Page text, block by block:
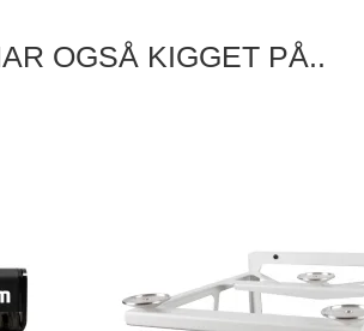
OGSÅ KIGGET PÅ..